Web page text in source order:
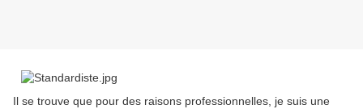
Il se trouve que pour des raisons professionnelles, je suis une